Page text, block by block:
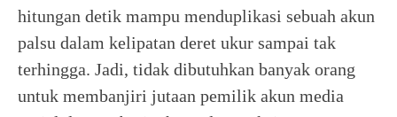
hitungan detik mampu menduplikasi sebuah akun
palsu dalam kelipatan deret ukur sampai tak
terhingga. Jadi, tidak dibutuhkan banyak orang
untuk membanjiri jutaan pemilik akun media